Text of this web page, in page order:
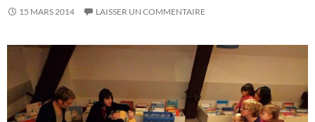
15 MARS 2014 LAISSER UN COMMENTAIRE